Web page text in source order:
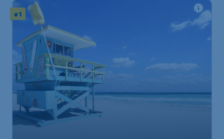
# 1
États-Unis
Miami
€487*
à partir de